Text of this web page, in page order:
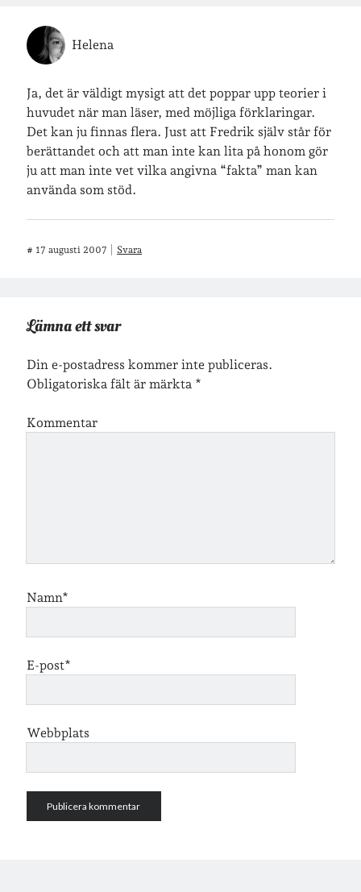
pappersböcker
skolan
Skriva släkt stockholm te
teater tågsemester utflykter
vandring veckoincheckning
Logga in
Flöde för inlägg
WordPress.org
Helena
Ja, det är väldigt mysigt att det poppar upp teorier i
huvudet när man läser, med möjliga förklaringar.
Det kan ju finnas flera. Just att Fredrik själv står för
berättandet och att man inte kan lita på honom gör
ju att man inte vet vilka angivna “fakta” man kan
använda som stöd.
# 17 augusti 2007 Svara
Lämna ett svar
Din e-postadress kommer inte publiceras.
Obligatoriska fält är märkta *
Kommentar
Namn*
E-post*
Webbplats